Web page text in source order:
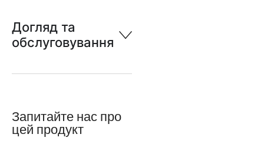
Догляд та
обслуговування
Запитайте нас про
цей продукт